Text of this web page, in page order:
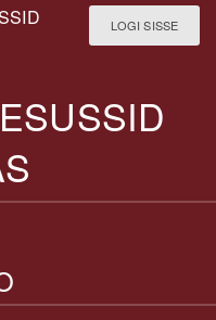
LOGI SISSE